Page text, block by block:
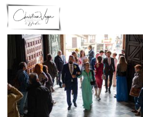
Saltar
contenido